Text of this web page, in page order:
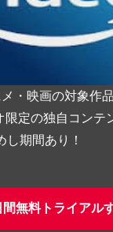
・映画の対象作
定の独自コンテ
し期間あり！
間無料トライアル